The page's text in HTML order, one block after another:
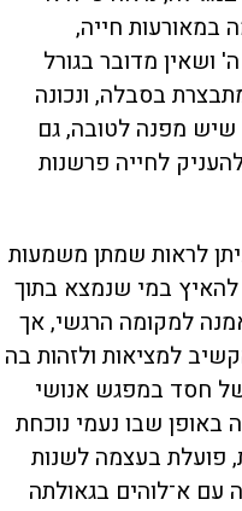
במאורעות חייה,
ושאין מדובר בגורל
בסבלה, ונכונה
מפנה לטובה, גם
לחייה פרשנות
לראות שמתן משמעות
במי שנמצא בתוך
למקומה הרגשי, אך
למציאות ולזהות בה
חסד במפגש אנושי
באופן שבו נעמי נוכחת
פועלת בעצמה לשנות
עם א־לוהים בגאולתה